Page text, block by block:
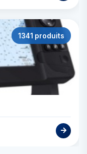
1341 produits